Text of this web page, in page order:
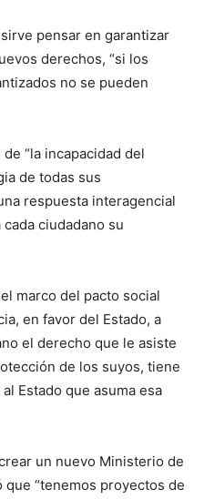
pensar en garantizar
derechos, “si los
no se pueden
“la incapacidad del
de todas sus
respuesta interagencial
ciudadano su
marco del pacto social
en favor del Estado, a
el derecho que le asiste
de los suyos, tiene
Estado que asuma esa
un nuevo Ministerio de
“tenemos proyectos de